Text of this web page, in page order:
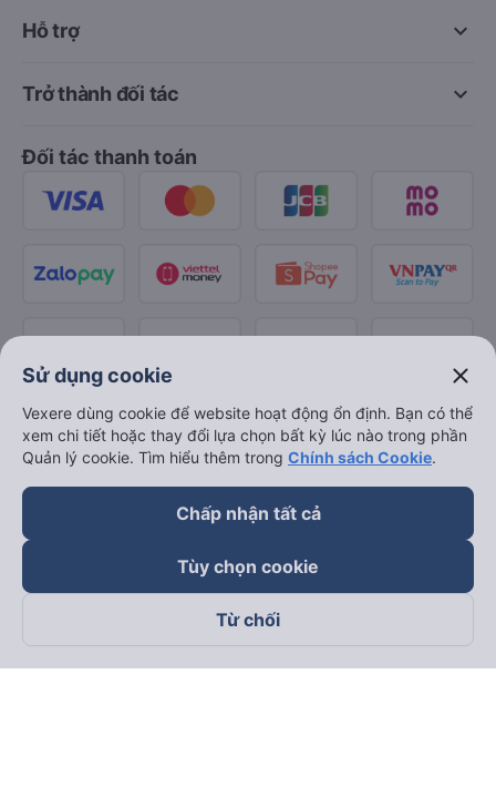
keyboard_arrow_down
Hỗ trợ
keyboard_arrow_down
Trở thành đối tác
Đối tác thanh toán
Theo dõi chúng tôi trên
Sử dụng cookie close
Vexere dùng cookie để website hoạt động ổn định. Bạn có thể
xem chi tiết hoặc thay đổi lựa chọn bất kỳ lúc nào trong phần
Quản lý cookie. Tìm hiểu thêm trong Chính sách Cookie.
Chấp nhận tất cả
Tùy chọn cookie
Từ chối